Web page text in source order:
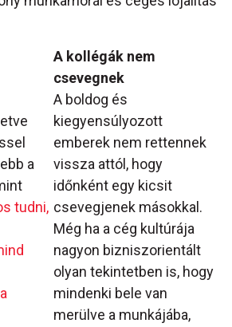
a
tudni,
A kollégák nem
csevegnek
A boldog és
kiegyensúlyozott
emberek nem rettennek
vissza attól, hogy
időnként egy kicsit
csevegjenek másokkal.
Még ha a cég kultúrája
nagyon bizniszorientált
olyan tekintetben is, hogy
mindenki bele van
merülve a munkájába,